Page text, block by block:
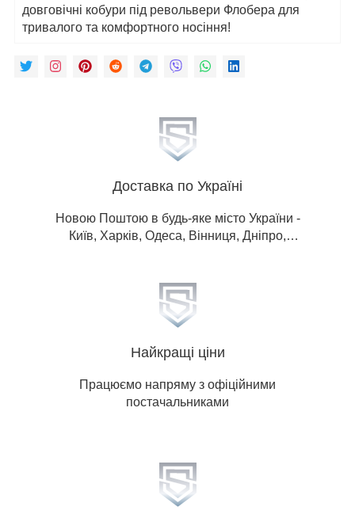
довговічні кобури під револьвери Флобера для
тривалого та комфортного носіння!
Доставка по Україні
Новою Поштою в будь-яке місто України -
Київ, Харків, Одеса, Вінниця, Дніпро,
обл, Львів, Миколаїв, Полтава, Рівне,
Суми, Тернопіль, Ужгород, Херсон,
Хмельницький, Черкаси, Чернігів,
Найкращі ціни
Працюємо напряму з офіційними
постачальниками